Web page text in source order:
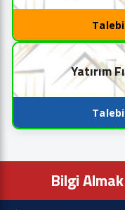
Yatırım
Bilgi